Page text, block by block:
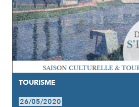
TOURISME
26/05/2020